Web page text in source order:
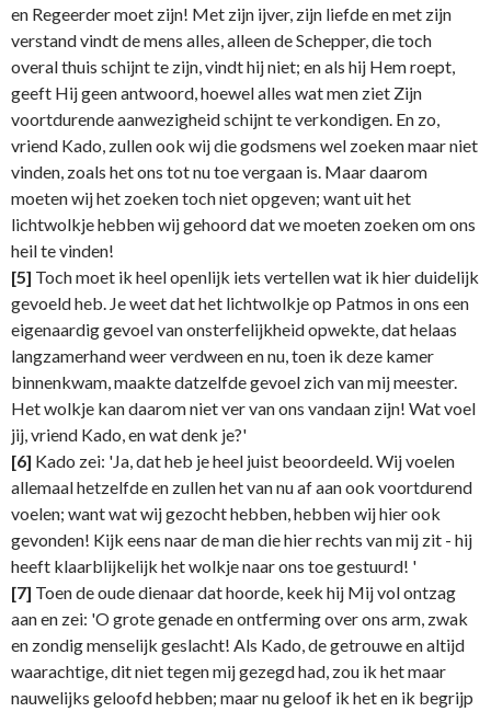
en Regeerder moet zijn! Met zijn ijver, zijn liefde en met zijn
verstand vindt de mens alles, alleen de Schepper, die toch
overal thuis schijnt te zijn, vindt hij niet; en als hij Hem roept,
geeft Hij geen antwoord, hoewel alles wat men ziet Zijn
voortdurende aanwezigheid schijnt te verkondigen. En zo,
vriend Kado, zullen ook wij die godsmens wel zoeken maar niet
vinden, zoals het ons tot nu toe vergaan is. Maar daarom
moeten wij het zoeken toch niet opgeven; want uit het
lichtwolkje hebben wij gehoord dat we moeten zoeken om ons
heil te vinden!
[5] Toch moet ik heel openlijk iets vertellen wat ik hier duidelijk
gevoeld heb. Je weet dat het lichtwolkje op Patmos in ons een
eigenaardig gevoel van onsterfelijkheid opwekte, dat helaas
langzamerhand weer verdween en nu, toen ik deze kamer
binnenkwam, maakte datzelfde gevoel zich van mij meester.
Het wolkje kan daarom niet ver van ons vandaan zijn! Wat voel
jij, vriend Kado, en wat denk je?'
[6] Kado zei: 'Ja, dat heb je heel juist beoordeeld. Wij voelen
allemaal hetzelfde en zullen het van nu af aan ook voortdurend
voelen; want wat wij gezocht hebben, hebben wij hier ook
gevonden! Kijk eens naar de man die hier rechts van mij zit - hij
heeft klaarblijkelijk het wolkje naar ons toe gestuurd! '
[7] Toen de oude dienaar dat hoorde, keek hij Mij vol ontzag
aan en zei: 'O grote genade en ontferming over ons arm, zwak
en zondig menselijk geslacht! Als Kado, de getrouwe en altijd
waarachtige, dit niet tegen mij gezegd had, zou ik het maar
nauwelijks geloofd hebben; maar nu geloof ik het en ik begrijp